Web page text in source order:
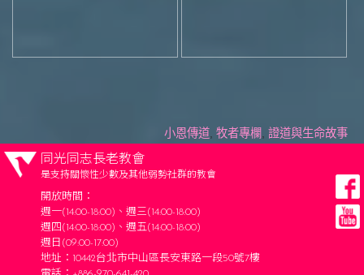
小恩傳道 牧者專欄 證道與生命故事
同光同志長老教會
是支持關懷性少數及其他弱勢社群的教會
開放時間：
週一(14:00-18:00)、週三(14:00-18:00)
週四(14:00-18:00)、週五(14:00-18:00)
週日(09:00-17:00)
地址：10442台北市中山區長安東路一段50號7樓